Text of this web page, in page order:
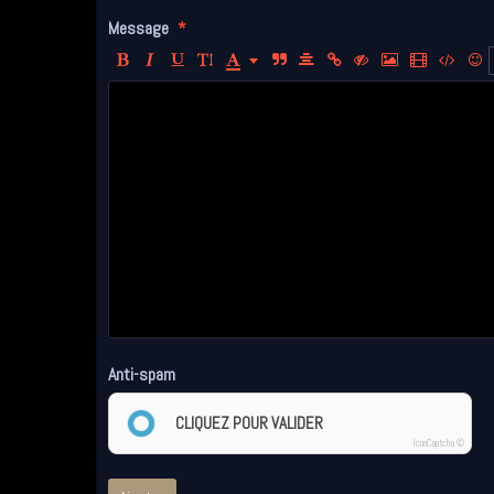
Message
Anti-spam
CLIQUEZ POUR VALIDER
IconCaptcha ©